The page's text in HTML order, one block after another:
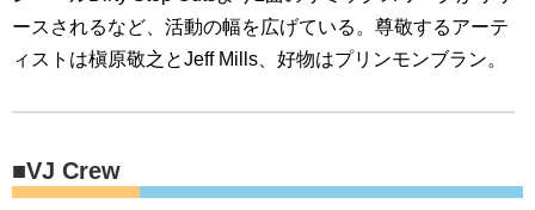
ースされるなど、活動の幅を広げている。尊敬するアーテ
ィストは槇原敬之とJeff Mills、好物はプリンモンブラン。
■VJ Crew